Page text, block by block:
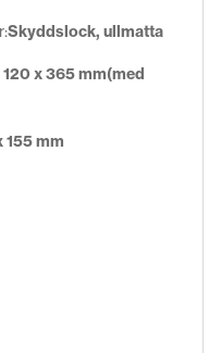
Skyddslock, ullmatta
x 365 mm(med
155 mm